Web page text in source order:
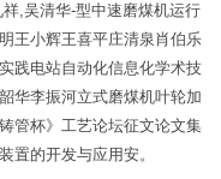
,吴清华-型中速磨煤机运行
王小辉王喜平庄清泉肖伯乐
践电站自动化信息化学术技
华李振河立式磨煤机叶轮加
管杯》工艺论坛征文论文集
置的开发与应用安。